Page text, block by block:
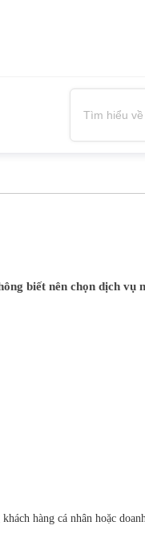
biết nên chọn dịch vụ
hàng cá nhân hoặc